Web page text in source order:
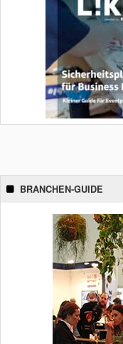
BRANCHEN-GUIDE